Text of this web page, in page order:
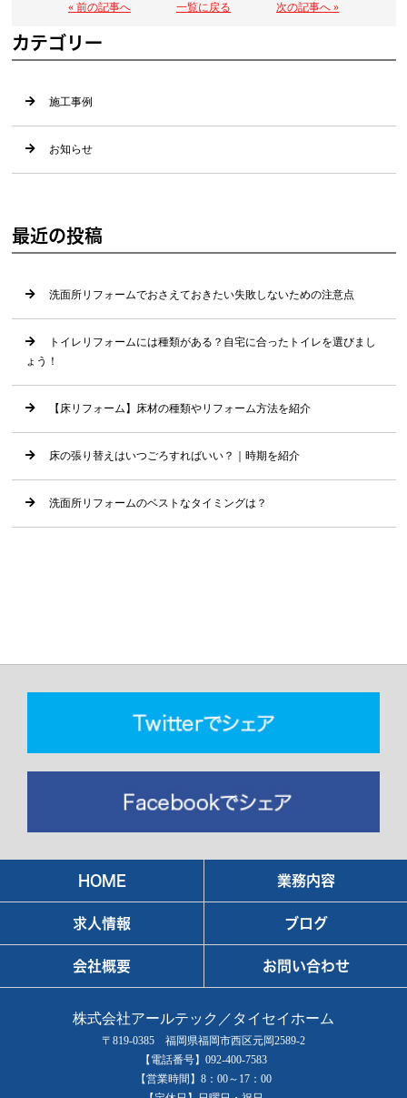
« 前の記事へ 一覧に戻る 次の記事へ »
カテゴリー
施工事例
お知らせ
最近の投稿
洗面所リフォームでおさえておきたい失敗しないための注意点
トイレリフォームには種類がある？自宅に合ったトイレを選びまし
ょう！
【床リフォーム】床材の種類やリフォーム方法を紹介
床の張り替えはいつごろすればいい？｜時期を紹介
洗面所リフォームのベストなタイミングは？
HOME 業務内容
求人情報 ブログ
会社概要 お問い合わせ
株式会社アールテック／タイセイホーム
〒819-0385 福岡県福岡市西区元岡2589-2
【電話番号】092-400-7583
【営業時間】8：00～17：00